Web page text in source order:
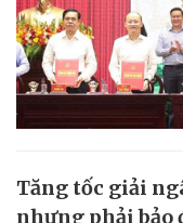
Tăng tốc giải
nhưng phải bảo